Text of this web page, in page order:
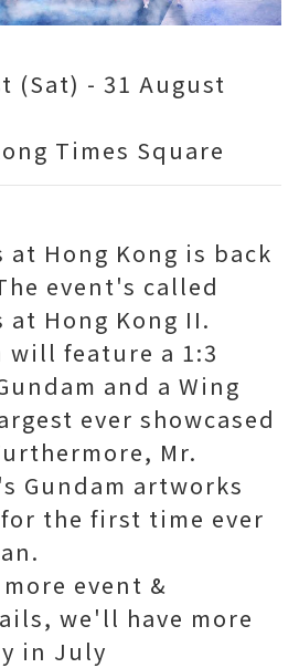
(Sat) - 31 August
Times Square
at Hong Kong is back
event's called
at Hong Kong II.
feature a 1:3
and a Wing
ever showcased
Mr.
Gundam artworks
the first time ever
event &
we'll have more
in July